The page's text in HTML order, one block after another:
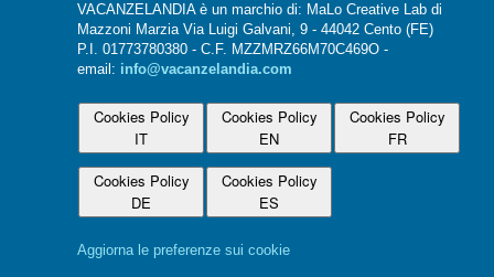
VACANZELANDIA è un marchio di: MaLo Creative Lab di
Mazzoni Marzia Via Luigi Galvani, 9 - 44042 Cento (FE)
P.I. 01773780380 - C.F. MZZMRZ66M70C469O -
email: info@vacanzelandia.com
Cookies Policy
IT
Cookies Policy
EN
Cookies Policy
FR
Cookies Policy
DE
Cookies Policy
ES
Aggiorna le preferenze sui cookie